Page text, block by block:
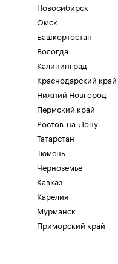
Новосибирск
Омск
Башкортостан
Вологда
Калининград
Краснодарский край
Нижний Новгород
Пермский край
Ростов-на-Дону
Татарстан
Тюмень
Черноземье
Кавказ
Карелия
Мурманск
Приморский край